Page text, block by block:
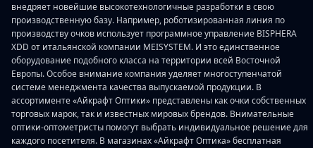
внедряет новейшие высокотехнологичные разработки в свою
производственную базу. Например, роботизированная линия по
производству очков использует программное управление BISPHERA
XDD от итальянской компании MEISYSTEM. И это единственное
оборудование подобного класса на территории всей Восточной
Европы. Особое внимание компания уделяет многоступенчатой
системе менеджмента качества выпускаемой продукции. В
ассортименте «Айкрафт Оптики» представлены как очки собственных
торговых марок, так и известных мировых брендов. Внимательные
оптики-оптометристы помогут выбрать индивидуальное решение для
каждого посетителя. В магазинах «Айкрафт Оптика» бесплатная